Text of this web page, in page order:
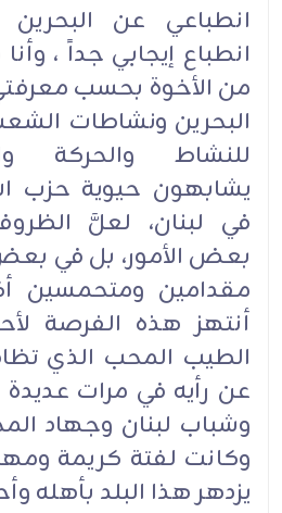
انطباعي عن
انطباع إيجابي جداً ،
من الأخوة بحسب
البحرين ونشاطات
للنشاط والحركة
يشابهون حيوية حزب
في لبنان، لعلَّ
بعض الأمور، بل في
مقدامين ومتحمسين
أنتهز هذه الفرصة
الطيب المحب الذي
عن رأيه في مرات
وشباب لبنان وجهاد
وكانت لفتة كريمة
يزدهر هذا البلد بأهله